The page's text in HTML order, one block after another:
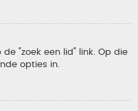
"zoek een lid" link. Op die
opties in.